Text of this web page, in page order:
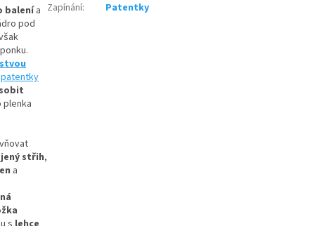
balenía
pod
patentky
plenka
střih,
a
Zapínání: Patentky